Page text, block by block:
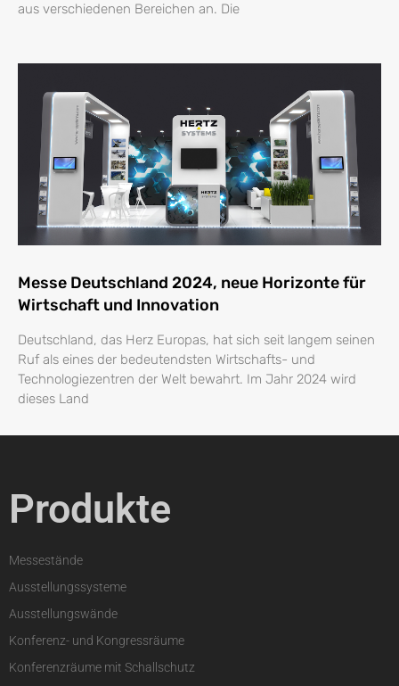
aus verschiedenen Bereichen an. Die
Messe Deutschland 2024, neue Horizonte für
Wirtschaft und Innovation
Deutschland, das Herz Europas, hat sich seit langem seinen
Ruf als eines der bedeutendsten Wirtschafts- und
Technologiezentren der Welt bewahrt. Im Jahr 2024 wird
dieses Land
Produkte
Messestände
Ausstellungssysteme
Ausstellungswände
Konferenz- und Kongressräume
Konferenzräume mit Schallschutz